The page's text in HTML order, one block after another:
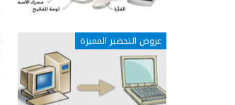
عروض التحضير المميزة